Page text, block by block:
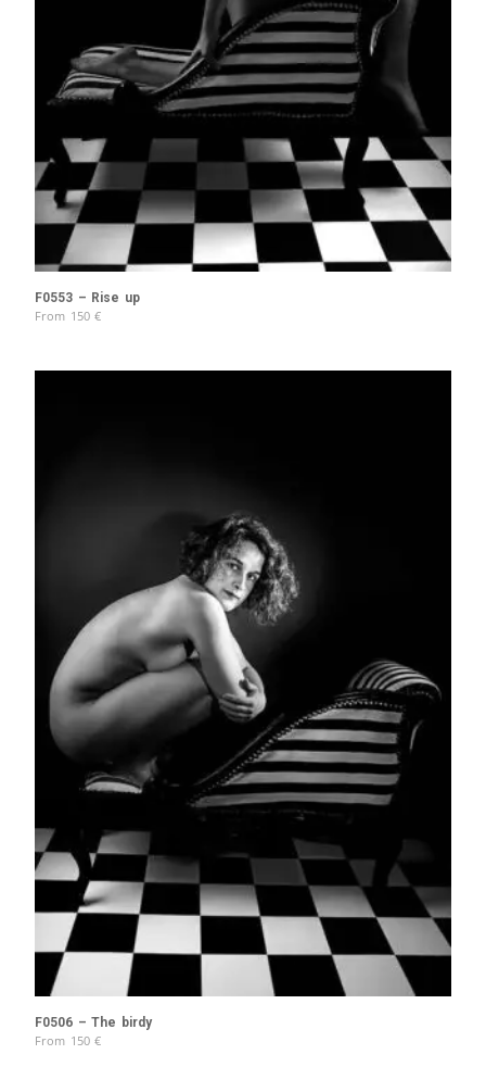
F0553 – Rise up
From 150 €
F0506 – The birdy
From 150 €